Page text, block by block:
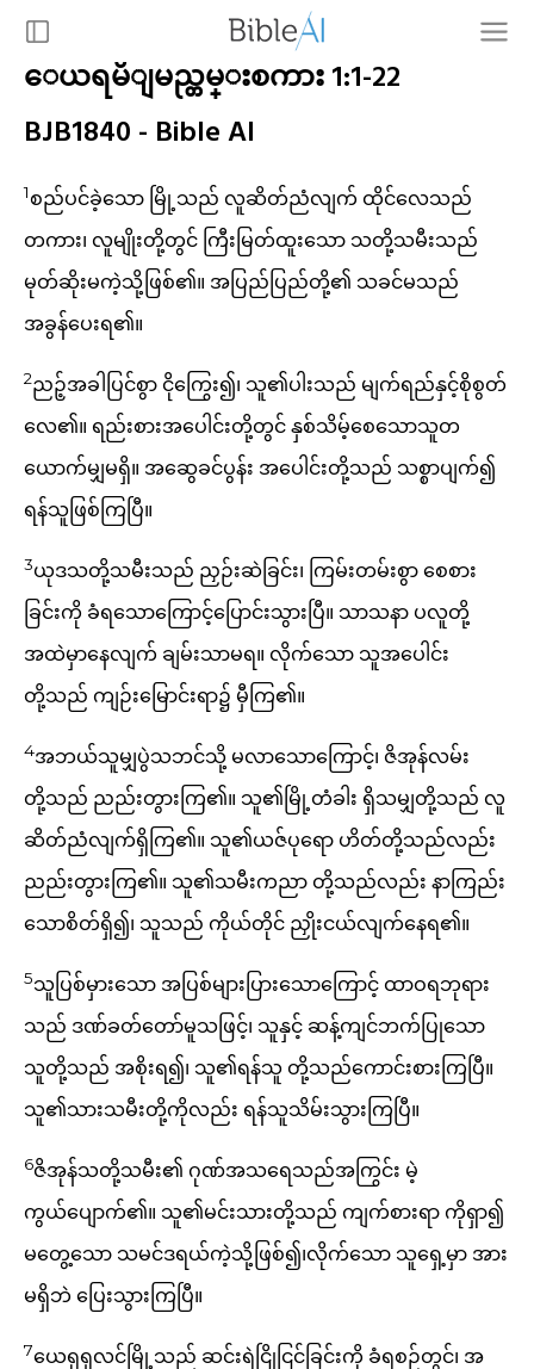
ေယရမိျမည္တမ္းစကား 1:1-22
BJB1840 - Bible AI
1စည်ပင်ခဲ့သော မြို့သည် လူဆိတ်ညံလျက် ထိုင်လေသည်
တကား၊ လူမျိုးတို့တွင် ကြီးမြတ်ထူးသော သတို့သမီးသည်
မုတ်ဆိုးမကဲ့သို့ဖြစ်၏။ အပြည်ပြည်တို့၏ သခင်မသည်
အခွန်ပေးရ၏။
2ညဉ့်အခါပြင်စွာ ငိုကြွေး၍၊ သူ၏ပါးသည် မျက်ရည်နှင့်စိုစွတ်
လေ၏။ ရည်းစားအပေါင်းတို့တွင် နှစ်သိမ့်စေသောသူတ
ယောက်မျှမရှိ။ အဆွေခင်ပွန်း အပေါင်းတို့သည် သစ္စာပျက်၍
ရန်သူဖြစ်ကြပြီ။
3ယုဒသတို့သမီးသည် ညှဉ်းဆဲခြင်း၊ ကြမ်းတမ်းစွာ စေစား
ခြင်းကို ခံရသောကြောင့်ပြောင်းသွားပြီ။ သာသနာ ပလူတို့
အထဲမှာနေလျက် ချမ်းသာမရ။ လိုက်သော သူအပေါင်း
တို့သည် ကျဉ်းမြောင်းရာ၌ မှီကြ၏။
4အဘယ်သူမျှပွဲသဘင်သို့ မလာသောကြောင့်၊ ဇိအုန်လမ်း
တို့သည် ညည်းတွားကြ၏။ သူ၏မြို့တံခါး ရှိသမျှတို့သည် လူ
ဆိတ်ညံလျက်ရှိကြ၏။ သူ၏ယဇ်ပုရော ဟိတ်တို့သည်လည်း
ညည်းတွားကြ၏။ သူ၏သမီးကညာ တို့သည်လည်း နာကြည်း
သောစိတ်ရှိ၍၊ သူသည် ကိုယ်တိုင် ညှိုးငယ်လျက်နေရ၏။
5သူပြစ်မှားသော အပြစ်များပြားသောကြောင့် ထာဝရဘုရား
သည် ဒဏ်ခတ်တော်မူသဖြင့်၊ သူနှင့် ဆန့်ကျင်ဘက်ပြုသော
သူတို့သည် အစိုးရ၍၊ သူ၏ရန်သူ တို့သည်ကောင်းစားကြပြီ။
သူ၏သားသမီးတို့ကိုလည်း ရန်သူသိမ်းသွားကြပြီ။
6ဇိအုန်သတို့သမီး၏ ဂုဏ်အသရေသည်အကြွင်း မဲ့
ကွယ်ပျောက်၏။ သူ၏မင်းသားတို့သည် ကျက်စားရာ ကိုရှာ၍
မတွေ့သော သမင်ဒရယ်ကဲ့သို့ဖြစ်၍၊လိုက်သော သူရှေ့မှာ အား
မရှိဘဲ ပြေးသွားကြပြီ။
7ယေရုရှလင်မြို့သည် ဆင်းရဲငြိုငြင်ခြင်းကို ခံရစဉ်တွင်၊ အ